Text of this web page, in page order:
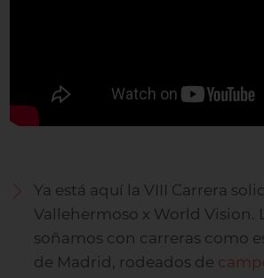
Ya está aquí la VIII Carrera
Vallehermoso x World Vision.
soñamos con carreras como
de Madrid, rodeados de